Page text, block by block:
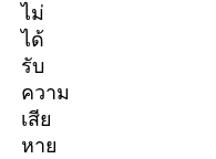
ไม่
ได้
รับ
ความ
เสีย
หาย